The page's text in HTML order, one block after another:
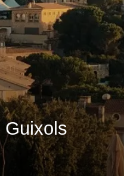
Guixols